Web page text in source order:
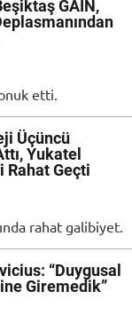
GAIN,
etti.
Üçüncü
Yukatel
Rahat Geçti
rahat galibiyet.
“Duygusal
Giremedik”